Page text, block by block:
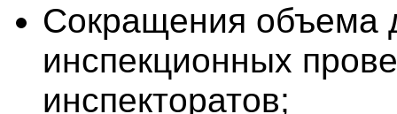
Сокращения объема
инспекционных
инспекторатов;